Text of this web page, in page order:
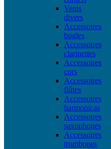
Vents
divers
Accessoires
bugles
Accessoires
clarinettes
Accessoires
cors
Accessoires
flûtes
Accessoires
harmonicas
Accessoires
saxophones
Accessoires
trombones